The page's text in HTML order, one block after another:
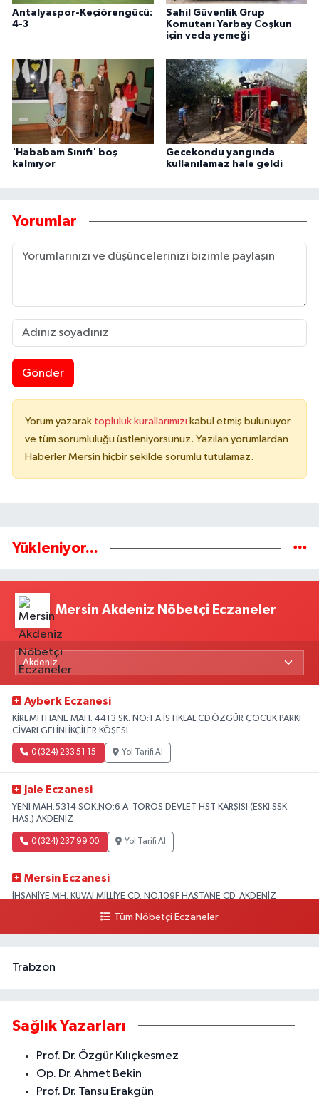
Antalyaspor-Keçiörengücü:
4-3
Sahil Güvenlik Grup
Komutanı Yarbay Coşkun
için veda yemeği
'Hababam Sınıfı' boş
kalmıyor
Gecekondu yangında
kullanılamaz hale geldi
Yorumlar
Gönder
Yorum yazarak topluluk kurallarımızı kabul etmiş bulunuyor
ve tüm sorumluluğu üstleniyorsunuz. Yazılan yorumlardan
Haberler Mersin hiçbir şekilde sorumlu tutulamaz.
Yükleniyor...
Mersin Akdeniz Nöbetçi Eczaneler
Ayberk Eczanesi
KİREMİTHANE MAH. 4413 SK. NO:1 A İSTİKLAL CD.ÖZGÜR ÇOCUK PARKI
CİVARI GELİNLİKÇİLER KÖŞESİ
0 (324) 233 51 15 Yol Tarifi Al
Jale Eczanesi
YENI MAH.5314 SOK.NO:6 A TOROS DEVLET HST KARŞISI (ESKİ SSK
HAS.) AKDENİZ
0 (324) 237 99 00 Yol Tarifi Al
Mersin Eczanesi
İHSANİYE MH. KUVAİ MİLLİYE CD. NO.109F HASTANE CD. AKDENİZ
Tüm Nöbetçi Eczaneler
Trabzon
Sağlık Yazarları
Prof. Dr. Özgür Kılıçkesmez
Op. Dr. Ahmet Bekin
Prof. Dr. Tansu Erakgün